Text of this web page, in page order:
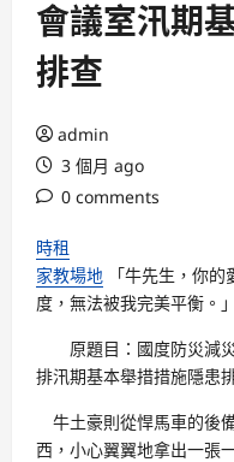
會議室汛期
排查
admin
3 個月 ago
0 comments
時租
家教場地 「牛先生，你
度，無法被我完美平衡。」
原題目：國度防災減災
排汛期基本舉措措施隱患
牛土豪則從悍馬車的後
西，小心翼翼地拿出一